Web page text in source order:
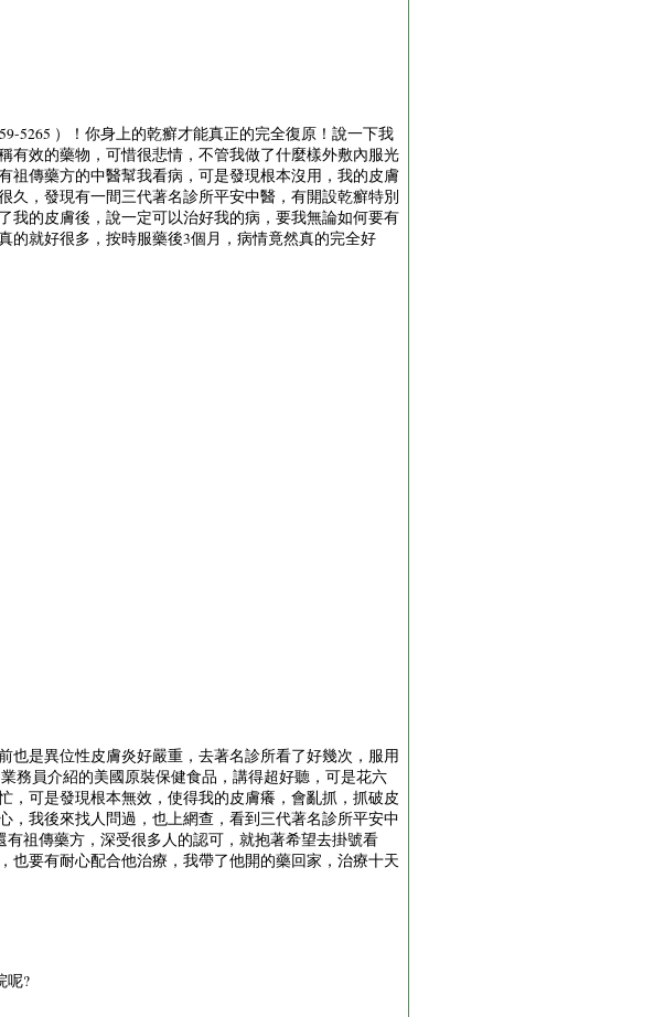
5265 ）！你身上的乾癬才能真正的完全復原！說一下我
有效的藥物，可惜很悲情，不管我做了什麼樣外敷內服光
祖傳藥方的中醫幫我看病，可是發現根本沒用，我的皮膚
久，發現有一間三代著名診所平安中醫，有開設乾癬特別
我的皮膚後，說一定可以治好我的病，要我無論如何要有
的就好很多，按時服藥後3個月，病情竟然真的完全好
也是異位性皮膚炎好嚴重，去著名診所看了好幾次，服用
務員介紹的美國原裝保健食品，講得超好聽，可是花六
，可是發現根本無效，使得我的皮膚癢，會亂抓，抓破皮
，我後來找人問過，也上網查，看到三代著名診所平安中
有祖傳藥方，深受很多人的認可，就抱著希望去掛號看
也要有耐心配合他治療，我帶了他開的藥回家，治療十天
呢?